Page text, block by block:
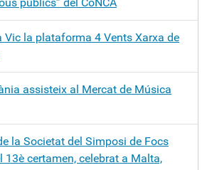
Vic la plataforma 4 Vents Xarxa de
assisteix al Mercat de Música
la Societat del Simposi de Focs
certamen, celebrat a Malta,